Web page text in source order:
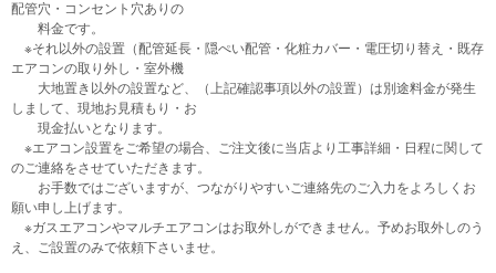
配管穴・コンセント穴ありの
料金です。
※それ以外の設置（配管延長・隠ぺい配管・化粧カバー・電圧切り替え・既存
エアコンの取り外し・室外機
大地置き以外の設置など、（上記確認事項以外の設置）は別途料金が発生
しまして、現地お見積もり・お
現金払いとなります。
※エアコン設置をご希望の場合、ご注文後に当店より工事詳細・日程に関して
のご連絡をさせていただきます。
お手数ではございますが、つながりやすいご連絡先のご入力をよろしくお
願い申し上げます。
※ガスエアコンやマルチエアコンはお取外しができません。予めお取外しのう
え、ご設置のみで依頼下さいませ。